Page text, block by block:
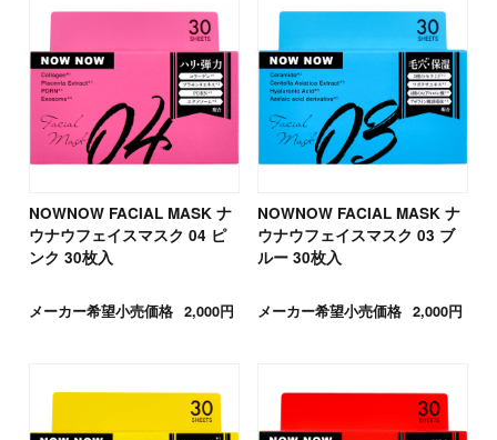
NOWNOW FACIAL MASK ナ
ウナウフェイスマスク 04 ピ
ンク 30枚入
メーカー希望小売価格 2,000円
NOWNOW FACIAL MASK ナ
ウナウフェイスマスク 03 ブ
ルー 30枚入
メーカー希望小売価格 2,000円